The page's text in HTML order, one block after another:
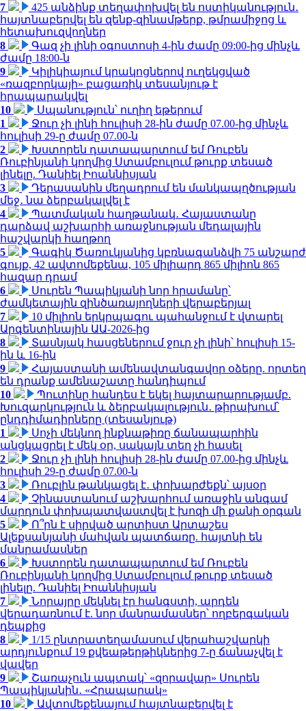
7
425 անձինք տեղափոխվել են ոստիկանություն․
հայտնաբերվել են զենք-զինամթերք, թմրամիջոց և
հետախուզվողներ
8
Գազ չի լինի օգոստոսի 4-ին ժամը 09:00-ից մինչև
ժամը 18:00-ն
9
Կիլիկիայում կրակոցներով ուղեկցված
«ռազբորկայի» բացառիկ տեսանյութ է
հրապարակվել
10
Սպանություն՝ ուղիղ եթերում
1
Ջուր չի լինի հուլիսի 28-ին ժամը 07.00-ից մինչև
հուլիսի 29-ը ժամը 07.00-ն
2
Խստորեն դատապարտում եմ Ռուբեն
Ռուբինյանի կողմից Ստամբուլում թուրք տեսած
լինելը. Դանիել Իոաննիսյան
3
Դերասանին մեղադրում են մանկապղծության
մեջ․ նա ձերբակալվել է
4
Պատմական հաղթանակ․ Հայաստանը
դարձավ աշխարհի առաջնության մեդալային
հաշվարկի հաղթող
5
Գագիկ Ծառուկյանից կբռնագանձվի 75 անշարժ
գույք, 42 ավտոմեքենա, 105 միլիարդ 865 միլիոն 865
հազար դրամ
6
Սուրեն Պապիկյանի նոր հրամանը՝
ժամկետային զինծառայողների վերաբերյալ
7
10 միլիոն երկրպագու պահանջում է վտարել
Արգենտինային ԱԱ-2026-ից
8
Տասնյակ հասցեներում ջուր չի լինի՝ հուլիսի 15-
ին և 16-ին
9
Հայաստանի ամենավտանգավոր օձերը. որտեղ
են դրանք ամենաշատը հանդիպում
10
Պուտինը հանդես է եկել հայտարարությամբ.
Խուզարկություն և ձերբակալություն․ թիրախում՝
ընդդիմադիրները (տեսանյութ)
1
Սոչի մեկնող ինքնաթիռը ճանապարհին
անցկացրել է մեկ օր, սակայն տեղ չի հասել
2
Ջուր չի լինի հուլիսի 28-ին ժամը 07.00-ից մինչև
հուլիսի 29-ը ժամը 07.00-ն
3
Ռուբլին թանկացել է․ փոխարժեքն՝ այսօր
4
Չինաստանում աշխարհում առաջին անգամ
մարդուն փոխպատվաստվել է խոզի մի քանի օրգան
5
Ո՞րն է սիրված արտիստ Արտաշես
Ալեքսանյանի մահվան պատճառը. հայտնի են
մանրամասներ
6
Խստորեն դատապարտում եմ Ռուբեն
Ռուբինյանի կողմից Ստամբուլում թուրք տեսած
լինելը. Դանիել Իոաննիսյան
7
Նորայրը մեկնել էր հանգստի, արդեն
վերադառնում է. նոր մանրամասներ՝ ողբերգական
դեպքից
8
1/15 ընտրատեղամասում վերահաշվարկի
արդյունքում 19 քվեաթերթիկներից 7-ը ճանաչվել է
վավեր
9
Շառաչուն ապտակ՝ «զորավար» Սուրեն
Պապիկյանին․ «Հրապարակ»
10
Ավտոմեքենայում հայտնաբերվել է